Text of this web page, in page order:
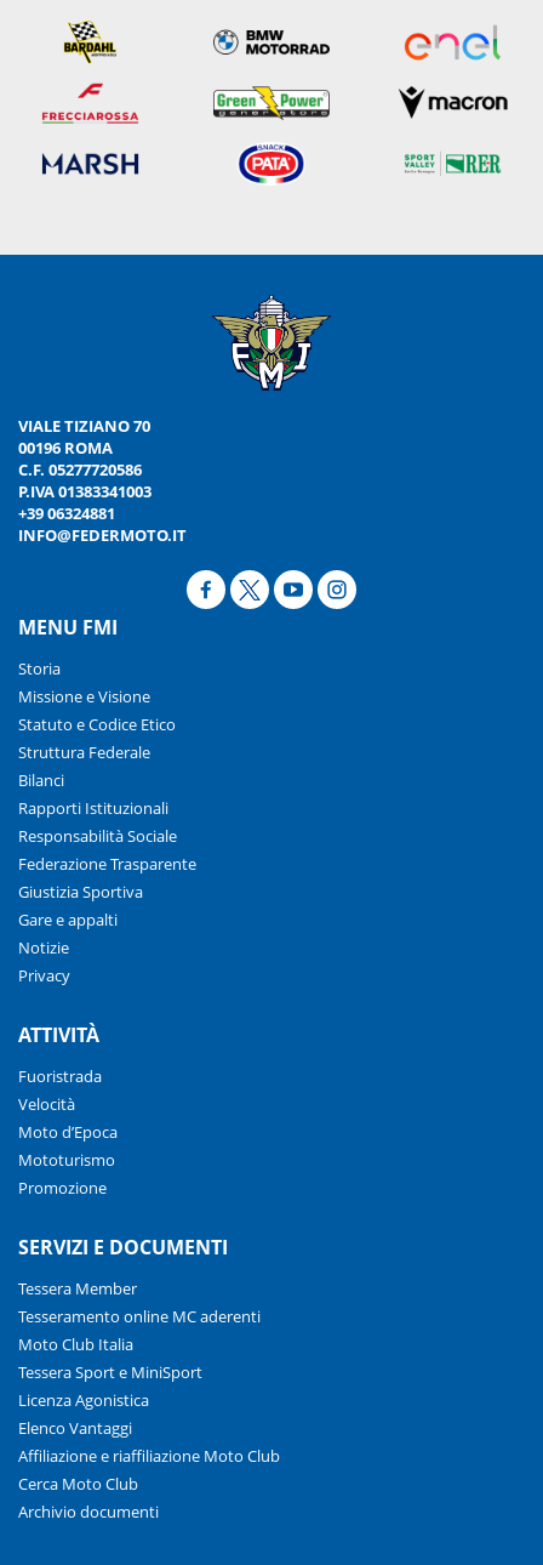
VIALE TIZIANO 70
00196 ROMA
C.F. 05277720586
P.IVA 01383341003
+39 06324881
INFO@FEDERMOTO.IT
MENU FMI
Storia
Missione e Visione
Statuto e Codice Etico
Struttura Federale
Bilanci
Rapporti Istituzionali
Responsabilità Sociale
Federazione Trasparente
Giustizia Sportiva
Gare e appalti
Notizie
Privacy
ATTIVITÀ
Fuoristrada
Velocità
Moto d’Epoca
Mototurismo
Promozione
SERVIZI E DOCUMENTI
Tessera Member
Tesseramento online MC aderenti
Moto Club Italia
Tessera Sport e MiniSport
Licenza Agonistica
Elenco Vantaggi
Affiliazione e riaffiliazione Moto Club
Cerca Moto Club
Archivio documenti